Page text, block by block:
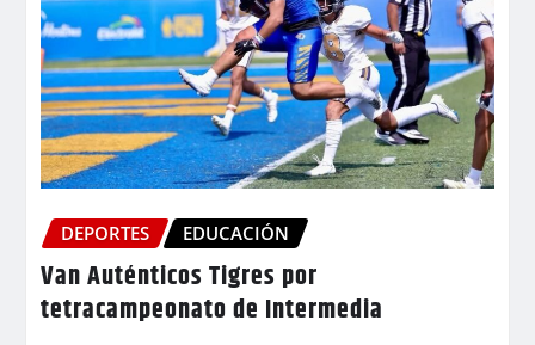
DEPORTES EDUCACIÓN
Van Auténticos Tigres por
tetracampeonato de Intermedia